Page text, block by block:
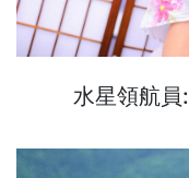
水星領航員: